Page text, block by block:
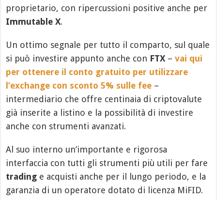
proprietario, con ripercussioni positive anche per
Immutable X.
Un ottimo segnale per tutto il comparto, sul quale
si può investire appunto anche con FTX –vai qui
per ottenere il conto gratuito per utilizzare
l’exchange con sconto 5% sulle fee –
intermediario che offre centinaia di criptovalute
già inserite a listino e la possibilità di investire
anche con strumenti avanzati.
Al suo interno un’importante e rigorosa
interfaccia con tutti gli strumenti più utili per fare
trading e acquisti anche per il lungo periodo, e la
garanzia di un operatore dotato di licenza MiFID.